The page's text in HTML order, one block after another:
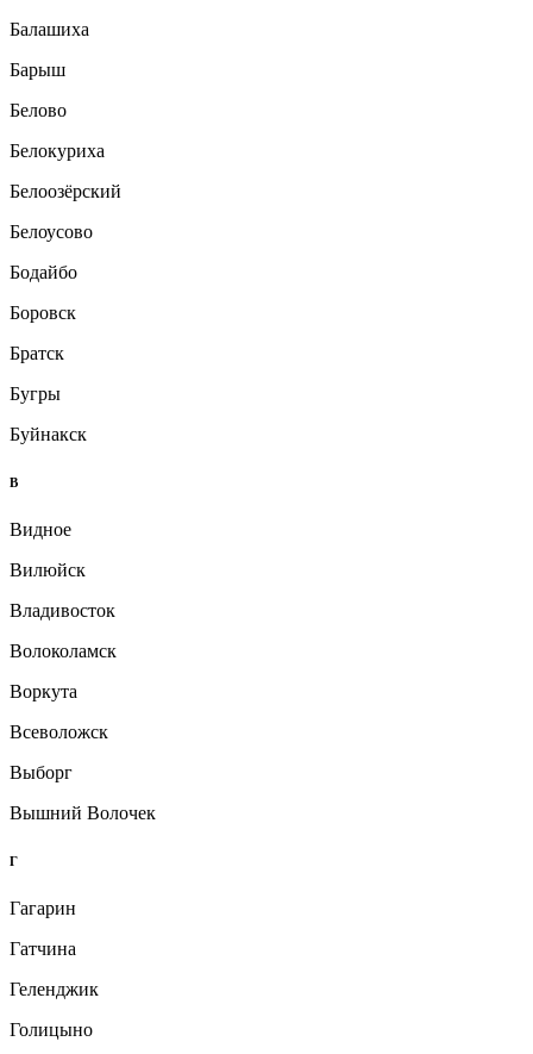
Балашиха
Барыш
Белово
Белокуриха
Белоозёрский
Белоусово
Бодайбо
Боровск
Братск
Бугры
Буйнакск
В
Видное
Вилюйск
Владивосток
Волоколамск
Воркута
Всеволожск
Выборг
Вышний Волочек
Г
Гагарин
Гатчина
Геленджик
Голицыно